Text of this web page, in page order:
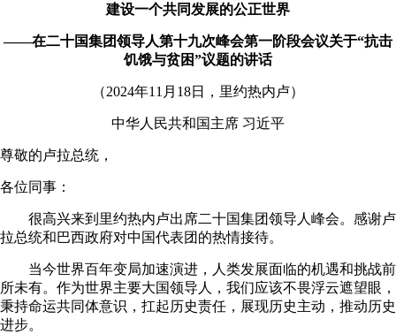
建设一个共同发展的公正世界
——在二十国集团领导人第十九次峰会第一阶段会议关于“抗击
饥饿与贫困”议题的讲话
（2024年11月18日，里约热内卢）
中华人民共和国主席 习近平
尊敬的卢拉总统，
各位同事：
很高兴来到里约热内卢出席二十国集团领导人峰会。感谢卢
拉总统和巴西政府对中国代表团的热情接待。
当今世界百年变局加速演进，人类发展面临的机遇和挑战前
所未有。作为世界主要大国领导人，我们应该不畏浮云遮望眼，
秉持命运共同体意识，扛起历史责任，展现历史主动，推动历史
进步。